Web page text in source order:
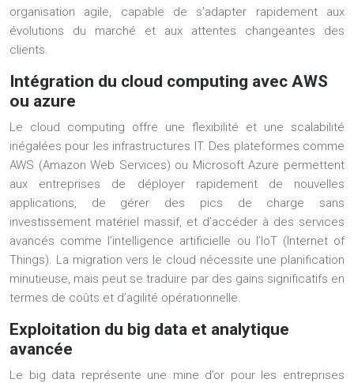
organisation agile, capable de s’adapter rapidement aux
évolutions du marché et aux attentes changeantes des
clients.
Intégration du cloud computing avec AWS
ou azure
Le cloud computing offre une flexibilité et une scalabilité
inégalées pour les infrastructures IT. Des plateformes comme
AWS (Amazon Web Services) ou Microsoft Azure permettent
aux entreprises de déployer rapidement de nouvelles
applications, de gérer des pics de charge sans
investissement matériel massif, et d’accéder à des services
avancés comme l’intelligence artificielle ou l’IoT (Internet of
Things). La migration vers le cloud nécessite une planification
minutieuse, mais peut se traduire par des gains significatifs en
termes de coûts et d’agilité opérationnelle.
Exploitation du big data et analytique
avancée
Le big data représente une mine d’or pour les entreprises